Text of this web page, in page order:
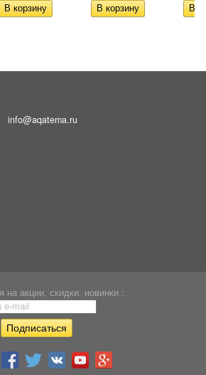
info@aqatema.ru
на акции, скидки, новинки :